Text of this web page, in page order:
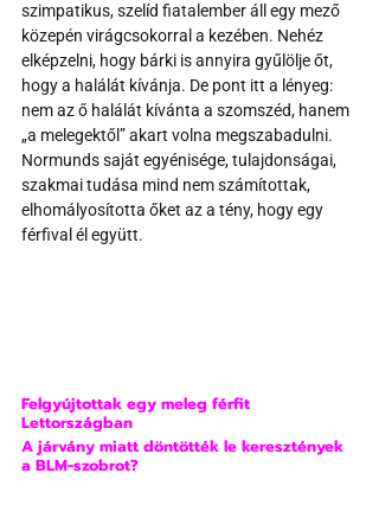
szimpatikus, szelíd fiatalember áll egy mező
közepén virágcsokorral a kezében. Nehéz
elképzelni, hogy bárki is annyira gyűlölje őt,
hogy a halálát kívánja. De pont itt a lényeg:
nem az ő halálát kívánta a szomszéd, hanem
„a melegektől” akart volna megszabadulni.
Normunds saját egyénisége, tulajdonságai,
szakmai tudása mind nem számítottak,
elhomályosította őket az a tény, hogy egy
férfival él együtt.
Felgyújtottak egy meleg férfit
Lettországban
A járvány miatt döntötték le keresztények
a BLM-szobrot?